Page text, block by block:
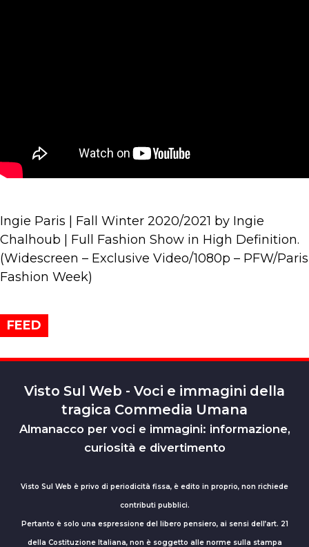
Ingie Paris | Fall Winter 2020/2021 by Ingie
Chalhoub | Full Fashion Show in High Definition.
(Widescreen – Exclusive Video/1080p – PFW/Paris
Fashion Week)
FEED
Visto Sul Web - Voci e immagini della
tragica Commedia Umana
Almanacco per voci e immagini: informazione,
curiosità e divertimento
Visto Sul Web è privo di periodicità fissa, è edito in proprio, non richiede
contributi pubblici.
Pertanto è solo una espressione del libero pensiero, ai sensi dell’art. 21
della Costituzione Italiana, non è soggetto alle norme sulla stampa